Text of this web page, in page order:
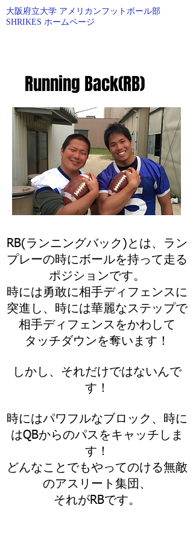
大阪府立大学 アメリカンフットボール部
SHRIKES ホームページ
RB(ランニングバック)とは、ラン
プレーの時にボールを持って走る
ポジションです。
時には勇敢に相手ディフェンスに
突進し、時には華麗なステップで
相手ディフェンスをかわして
タッチダウンを奪います！
しかし、それだけではないんで
す！
時にはパワフルなブロック、時に
はQBからのパスをキャッチしま
す！
どんなことでもやってのける無敵
のアスリート集団、
それがRBです。
Running Back(RB)